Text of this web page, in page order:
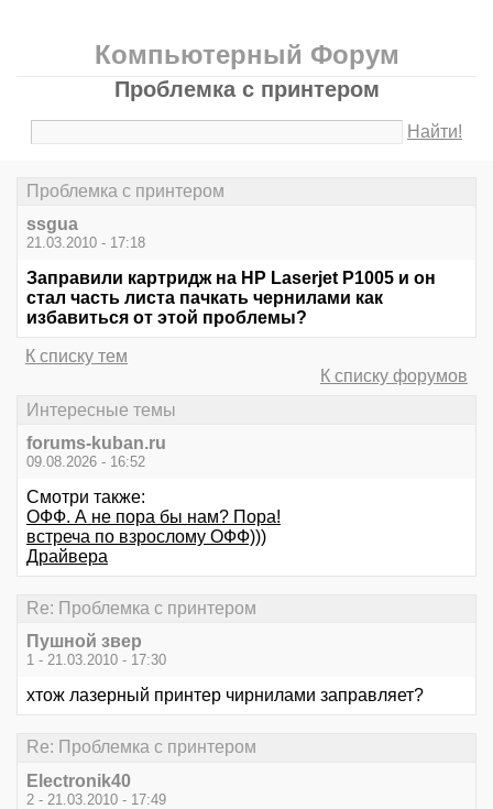
Компьютерный Форум
Проблемка с принтером
Найти!
Проблемка с принтером
ssgua
21.03.2010 - 17:18
Заправили картридж на HP Laserjet P1005 и он
стал часть листа пачкать чернилами как
избавиться от этой проблемы?
К списку тем
К списку форумов
Интересные темы
forums-kuban.ru
09.08.2026 - 16:52
Смотри также:
ОФФ. А не пора бы нам? Пора!
встреча по взрослому ОФФ)))
Драйвера
Re: Проблемка с принтером
Пушной звер
1 - 21.03.2010 - 17:30
хтож лазерный принтер чирнилами заправляет?
Re: Проблемка с принтером
Electronik40
2 - 21.03.2010 - 17:49